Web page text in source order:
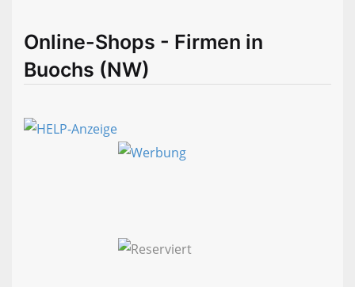
Online-Shops - Firmen in
Buochs (NW)